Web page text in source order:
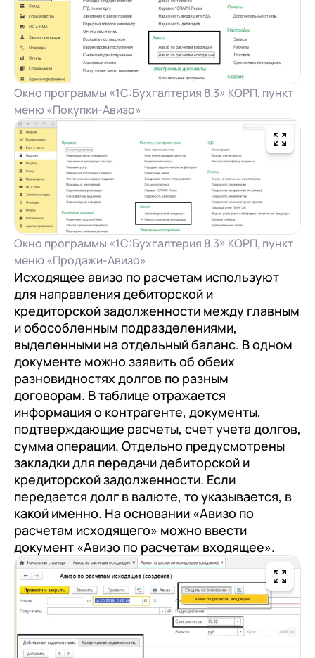
Окно программы «1С:Бухгалтерия 8.3» КОРП, пункт
меню «Покупки-Авизо»
Окно программы «1С:Бухгалтерия 8.3» КОРП, пункт
меню «Продажи-Авизо»
Исходящее авизо по расчетам используют
для направления дебиторской и
кредиторской задолженности между главным
и обособленным подразделениями,
выделенными на отдельный баланс. В одном
документе можно заявить об обеих
разновидностях долгов по разным
договорам. В таблице отражается
информация о контрагенте, документы,
подтверждающие расчеты, счет учета долгов,
сумма операции. Отдельно предусмотрены
закладки для передачи дебиторской и
кредиторской задолженности. Если
передается долг в валюте, то указывается, в
какой именно. На основании «Авизо по
расчетам исходящего» можно ввести
документ «Авизо по расчетам входящее».
+7 Номер телефона
Отправить
Я даю согласие на обработкуПерсональных
данныхв соответствии с
Политикой
Конфиденциальности
+7 Номер телефона
Отправить
Я даю согласие на обработкуПерсональных
данныхв соответствии с Политикой
Конфиденциальности
+7 Номер телефона
Отправить
Я даю согласие на обработкуПерсональных
данныхв соответствии сПолитикой
Конфиденциальности
Перейти в корзину
Продолжить покупки